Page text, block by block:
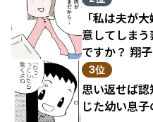
「私は夫が
意してしま
ですか？ 翔子
3位
思い返せば
じた幼い息